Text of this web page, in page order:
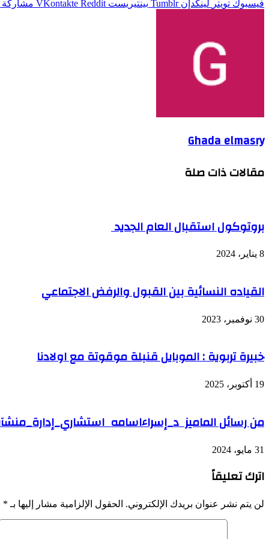
فيسبوك تويتر لينكدإن بينتيريست مشاركة
Ghada elmasry
مقالات ذات صلة
بروتوكول استقبال العام الجديد
8 يناير، 2024
القياده النسائية بين القبول والرفض الاجتماعي
30 نوفمبر، 2023
خبيرة تربوية : الموبايل قنبلة موقوتة مع اولادنا
19 أكتوبر، 2025
من رسائل الماميز د_إسراءاسامه
31 مايو، 2024
اترك تعليقاً
لن يتم نشر عنوان بريدك الإلكتروني. الحقول الإلزامية مشار إليها بـ *